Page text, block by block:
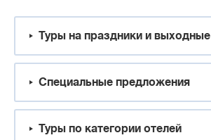
Туры на праздники и выходные
Специальные предложения
Туры по категории отелей